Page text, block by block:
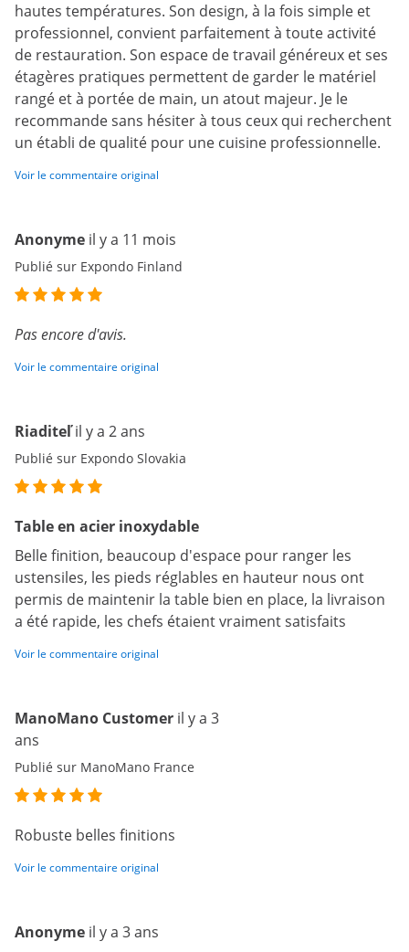
hautes températures. Son design, à la fois simple et
professionnel, convient parfaitement à toute activité
de restauration. Son espace de travail généreux et ses
étagères pratiques permettent de garder le matériel
rangé et à portée de main, un atout majeur. Je le
recommande sans hésiter à tous ceux qui recherchent
un établi de qualité pour une cuisine professionnelle.
Voir le commentaire original
Anonyme il y a 11 mois
Publié sur Expondo Finland
Pas encore d'avis.
Voir le commentaire original
Riaditeľ il y a 2 ans
Publié sur Expondo Slovakia
Table en acier inoxydable
Belle finition, beaucoup d'espace pour ranger les
ustensiles, les pieds réglables en hauteur nous ont
permis de maintenir la table bien en place, la livraison
a été rapide, les chefs étaient vraiment satisfaits
Voir le commentaire original
ManoMano Customer il y a 3
ans
Publié sur ManoMano France
Robuste belles finitions
Voir le commentaire original
Anonyme il y a 3 ans